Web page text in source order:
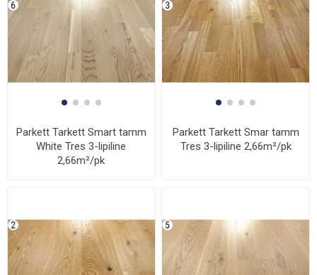
Parkett Tarkett Smart tamm
White Tres 3-lipiline
2,66m²/pk
Parkett Tarkett Smar tamm
Tres 3-lipiline 2,66m²/pk